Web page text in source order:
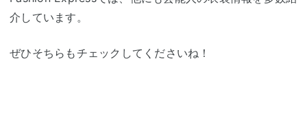
介しています。
ぜひそちらもチェックしてくださいね！